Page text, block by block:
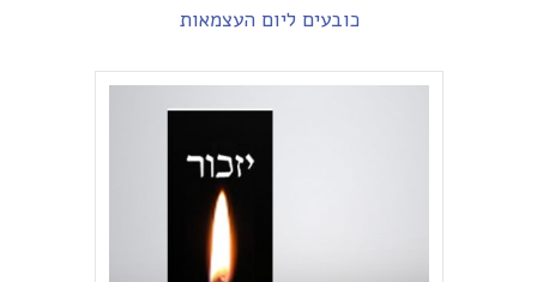
כובעים ליום העצמאות